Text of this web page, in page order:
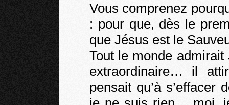
Vous comprenez
: pour que, dès le
que Jésus est le
Tout le monde
extraordinaire… il
pensait qu’à